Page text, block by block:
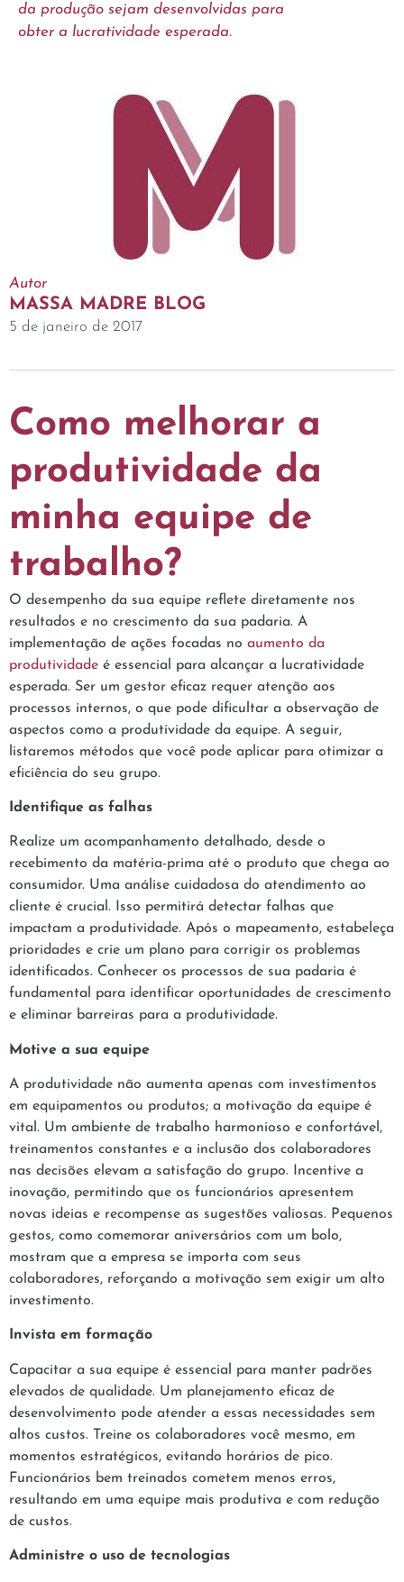
da produção sejam desenvolvidas para
obter a lucratividade esperada.
Autor
MASSA MADRE BLOG
5 de janeiro de 2017
Como melhorar a
produtividade da
minha equipe de
trabalho?
O desempenho da sua equipe reflete diretamente nos
resultados e no crescimento da sua padaria. A
implementação de ações focadas no aumento da
produtividade é essencial para alcançar a lucratividade
esperada. Ser um gestor eficaz requer atenção aos
processos internos, o que pode dificultar a observação de
aspectos como a produtividade da equipe. A seguir,
listaremos métodos que você pode aplicar para otimizar a
eficiência do seu grupo.
Identifique as falhas
Realize um acompanhamento detalhado, desde o
recebimento da matéria-prima até o produto que chega ao
consumidor. Uma análise cuidadosa do atendimento ao
cliente é crucial. Isso permitirá detectar falhas que
impactam a produtividade. Após o mapeamento, estabeleça
prioridades e crie um plano para corrigir os problemas
identificados. Conhecer os processos de sua padaria é
fundamental para identificar oportunidades de crescimento
e eliminar barreiras para a produtividade.
Motive a sua equipe
A produtividade não aumenta apenas com investimentos
em equipamentos ou produtos; a motivação da equipe é
vital. Um ambiente de trabalho harmonioso e confortável,
treinamentos constantes e a inclusão dos colaboradores
nas decisões elevam a satisfação do grupo. Incentive a
inovação, permitindo que os funcionários apresentem
novas ideias e recompense as sugestões valiosas. Pequenos
gestos, como comemorar aniversários com um bolo,
mostram que a empresa se importa com seus
colaboradores, reforçando a motivação sem exigir um alto
investimento.
Invista em formação
Capacitar a sua equipe é essencial para manter padrões
elevados de qualidade. Um planejamento eficaz de
desenvolvimento pode atender a essas necessidades sem
altos custos. Treine os colaboradores você mesmo, em
momentos estratégicos, evitando horários de pico.
Funcionários bem treinados cometem menos erros,
resultando em uma equipe mais produtiva e com redução
de custos.
Administre o uso de tecnologias